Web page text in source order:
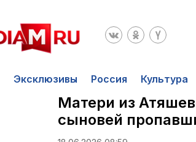
Эксклюзивы Россия Культура
Матери из
сыновей